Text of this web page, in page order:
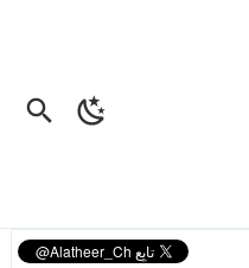
أغنية مصوّرة تحوّل وجع الفراق